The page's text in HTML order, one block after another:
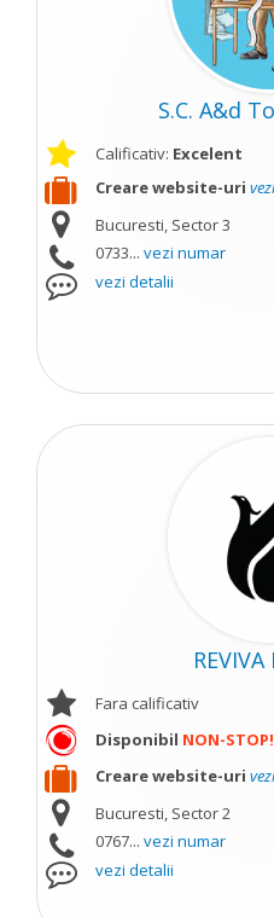
S.C. A&d
Calificativ: Excelent
Creare website-uri
Bucuresti, Sector 3
0733... vezi numar
vezi detalii
REVIVA
Fara calificativ
Disponibil NON-STOP!
Creare website-uri
Bucuresti, Sector 2
0767... vezi numar
vezi detalii